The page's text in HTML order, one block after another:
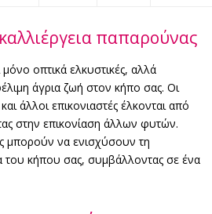
παπαρούνας
οπτικά ελκυστικές, αλλά
άγρια ζωή στον κήπο σας. Οι
άλλοι επικονιαστές έλκονται από
στην επικονίαση άλλων φυτών.
μπορούν να ενισχύσουν τη
του κήπου σας, συμβάλλοντας σε ένα